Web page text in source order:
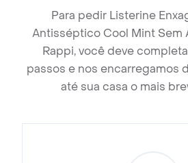
Para pedir Listerine
Antisséptico Cool Mint Sem
Rappi, você deve
passos e nos encarregamos
até sua casa o mais